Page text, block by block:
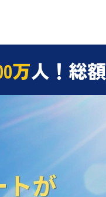
万人！総額